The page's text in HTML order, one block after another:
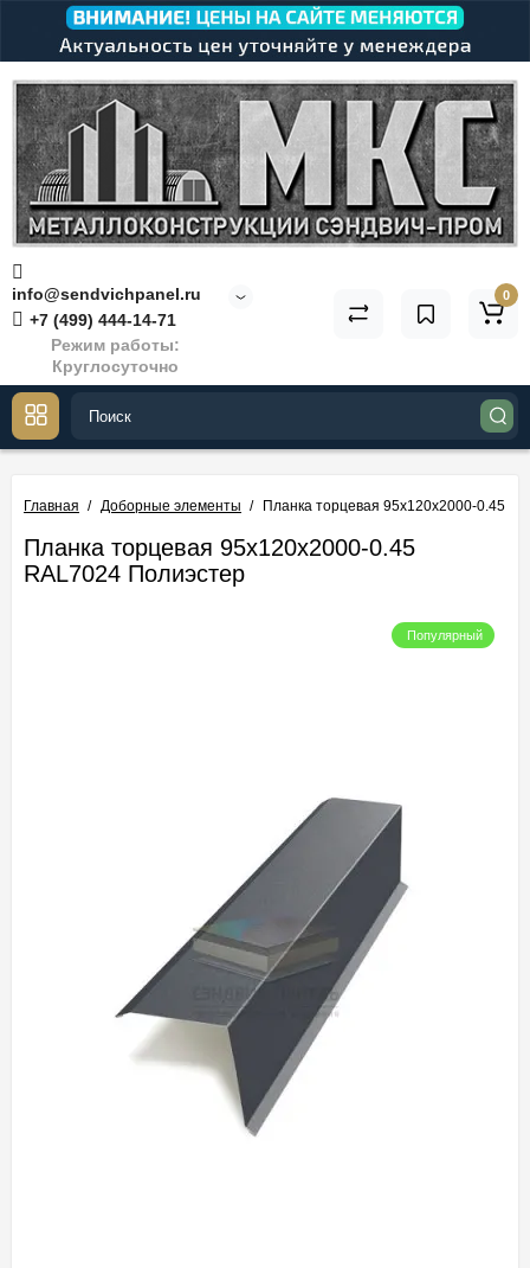
info@sendvichpanel.ru
+7 (499) 444-14-71
Режим работы:
Круглосуточно
0
Главная Доборные элементы Планка торцевая 95х120х2000-0.45
Планка торцевая 95х120х2000-0.45
RAL7024 Полиэстер
Популярный